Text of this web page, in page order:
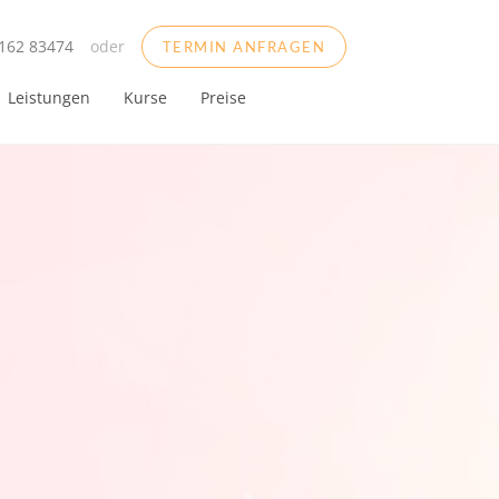
83474 oder TERMIN ANFRAGEN
Leistungen Kurse Preise